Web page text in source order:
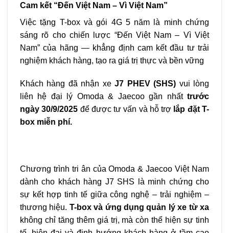
Cam kết “Đến Việt Nam – Vì Việt Nam”
Việc tặng T-box và gói 4G 5 năm là minh chứng
sáng rõ cho chiến lược “Đến Việt Nam – Vì Việt
Nam” của hãng — khẳng định cam kết đầu tư trải
nghiệm khách hàng, tạo ra giá trị thực và bền vững
Khách hàng đã nhận xeJ7 PHEV (SHS) vui lòng
liên hệ đại lý Omoda & Jaecoo gần nhất trước
ngày 30/9/2025 để được tư vấn và hỗ trợ lắp đặt T-
box miễn phí.
Chương trình tri ân của Omoda & Jaecoo Việt Nam
dành cho khách hàng J7 SHS là minh chứng cho
sự kết hợp tinh tế giữa công nghệ – trải nghiệm –
thương hiệu. T-box và ứng dụng quản lý xe từ xa
không chỉ tăng thêm giá trị, mà còn thể hiện sự tinh